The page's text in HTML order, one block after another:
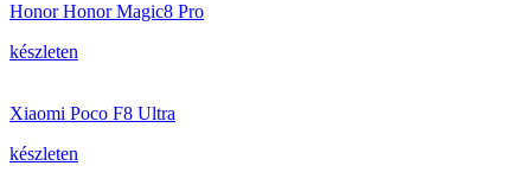
Honor Honor Magic8 Pro
készleten
Xiaomi Poco F8 Ultra
készleten